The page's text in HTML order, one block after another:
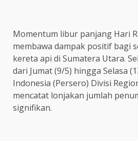
Momentum libur panjang Hari
membawa dampak positif bagi
kereta api di Sumatera Utara.
dari Jumat (9/5) hingga Selasa
Indonesia (Persero) Divisi
mencatat lonjakan jumlah
signifikan.